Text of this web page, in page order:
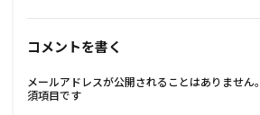
コメントを書く
メールアドレスが公開されることはありません。
須項目です